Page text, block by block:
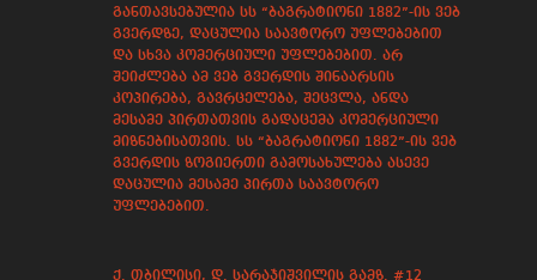
განთავსებულია სს “ბაგრატიონი 1882”-ის ვებ
გვერდზე, დაცულია საავტორო უფლებებით
და სხვა კომერციული უფლებებით. არ
შეიძლება ამ ვებ გვერდის შინაარსის
კოპირება, გავრცელება, შეცვლა, ანდა
მესამე პირთათვის გადაცემა კომერციული
მიზნებისათვის. სს “ბაგრატიონი 1882”-ის ვებ
გვერდის ზოგიერთი გამოსახულება ასევე
დაცულია მესამე პირთა საავტორო
უფლებებით.
ქ. თბილისი, დ. სარაჯიშვილის გამზ. #12